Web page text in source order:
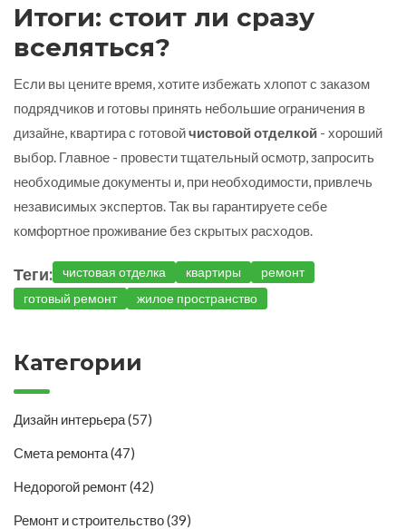
Итоги: стоит ли сразу
вселяться?
Если вы цените время, хотите избежать хлопот с заказом
подрядчиков и готовы принять небольшие ограничения в
дизайне, квартира с готовойчистовой отделкой - хороший
выбор. Главное - провести тщательный осмотр, запросить
необходимые документы и, при необходимости, привлечь
независимых экспертов. Так вы гарантируете себе
комфортное проживание без скрытых расходов.
Теги: чистовая отделка квартиры
ремонт
готовый ремонт
жилое пространство
Категории
Дизайн интерьера(57)
Смета ремонта(47)
Недорогой ремонт(42)
Ремонт и строительство(39)